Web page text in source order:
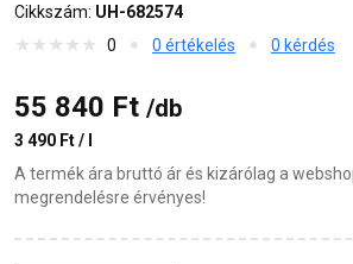
Cikkszám: UH-682574
0
0 értékelés 0 kérdés
55 840 Ft /db
3 490 Ft / l
A termék ára bruttó ár és kizárólag a
megrendelésre érvényes!